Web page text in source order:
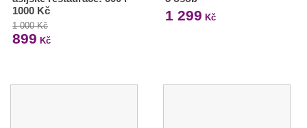
1000 Kč
1 000 Kč
899 Kč
1 299 Kč